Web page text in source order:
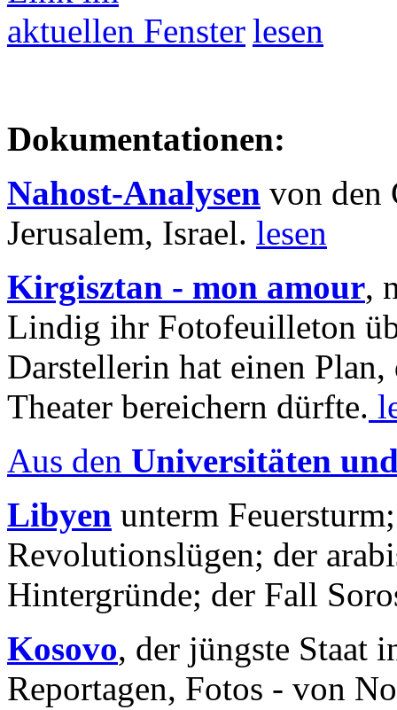
lesen
Dokumentationen:
Nahost-Analysen von den
Jerusalem, Israel. lesen
Kirgisztan - mon amour,
Lindig ihr Fotofeuilleton
Darstellerin hat einen Plan,
Theater bereichern dürfte.
Aus den Universitäten
Libyen unterm
Revolutionslügen; der
Hintergründe; der Fall
Kosovo, der jüngste Staat
Reportagen, Fotos - von